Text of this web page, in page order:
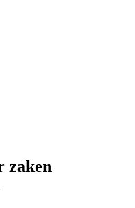
zaken